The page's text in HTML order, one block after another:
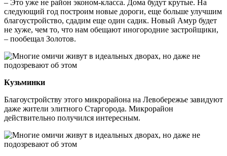
– Это уже не район эконом-класса. Дома будут крутые. На
следующий год построим новые дороги, еще больше улучшим
благоустройство, сдадим еще один садик. Новый Амур будет
не хуже, чем то, что нам обещают иногородние застройщики,
– пообещал Золотов.
Кузьминки
Благоустройству этого микрорайона на Левобережье завидуют
даже жители элитного Старгорода. Микрорайон
действительно получился интересным.